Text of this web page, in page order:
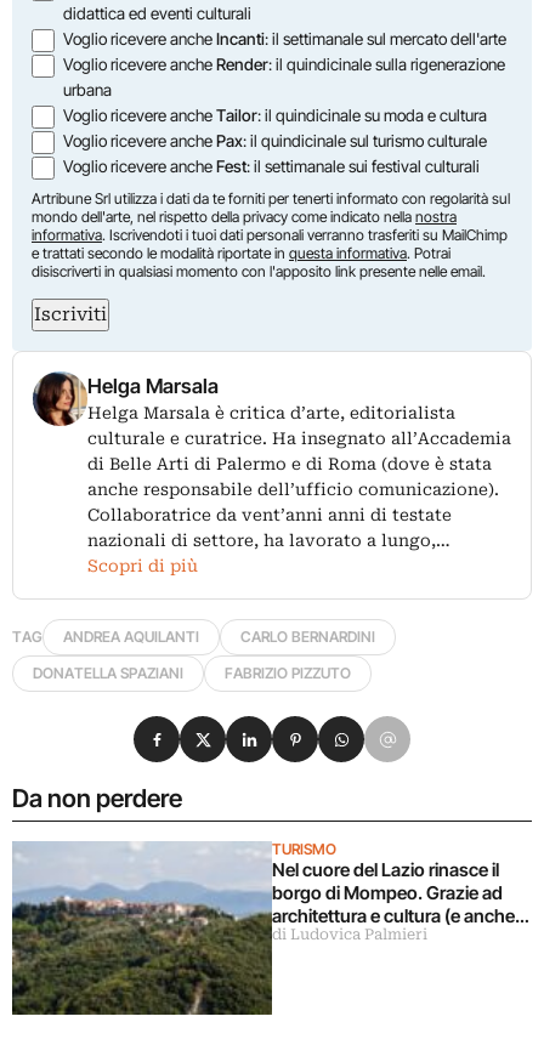
didattica ed eventi culturali
Voglio ricevere ancheIncanti: il settimanale sul mercato dell'arte
Voglio ricevere ancheRender: il quindicinale sulla rigenerazione
urbana
Voglio ricevere ancheTailor: il quindicinale su moda e cultura
Voglio ricevere anchePax: il quindicinale sul turismo culturale
Voglio ricevere ancheFest: il settimanale sui festival culturali
Artribune Srl utilizza i dati da te forniti per tenerti informato con regolarità sul
mondo dell'arte, nel rispetto della privacy come indicato nella nostra
informativa. Iscrivendoti i tuoi dati personali verranno trasferiti su MailChimp
e trattati secondo le modalità riportate in questa informativa. Potrai
disiscriverti in qualsiasi momento con l'apposito link presente nelle email.
Iscriviti
Helga Marsala
Helga Marsala è critica d’arte, editorialista
culturale e curatrice. Ha insegnato all’Accademia
di Belle Arti di Palermo e di Roma (dove è stata
anche responsabile dell’ufficio comunicazione).
Collaboratrice da vent’anni anni di testate
nazionali di settore, ha lavorato a lungo,…
Scopri di più
TAG ANDREA AQUILANTI
CARLO BERNARDINI
DONATELLA SPAZIANI
FABRIZIO PIZZUTO
Da non perdere
TURISMO
Nel cuore del Lazio rinasce il
borgo di Mompeo. Grazie ad
architettura e cultura (e anche al
PNRR!)
di Ludovica Palmieri
Condividi su Facebook
Condividi su X
Condividi su LinkedIn
Condividi su Pinterest
Condividi su WhatsApp
Condividi su Email